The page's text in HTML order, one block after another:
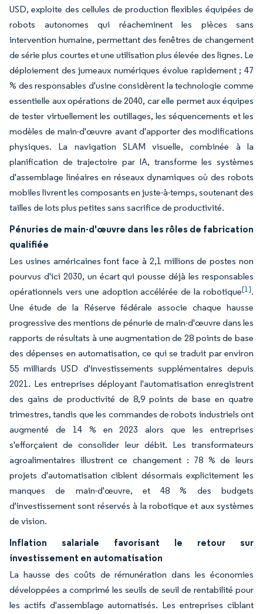
USD, exploite des cellules de production flexibles équipées de
robots autonomes qui réacheminent les pièces sans
intervention humaine, permettant des fenêtres de changement
de série plus courtes et une utilisation plus élevée des lignes. Le
déploiement des jumeaux numériques évolue rapidement ; 47
% des responsables d'usine considèrent la technologie comme
essentielle aux opérations de 2040, car elle permet aux équipes
de tester virtuellement les outillages, les séquencements et les
modèles de main-d'œuvre avant d'apporter des modifications
physiques. La navigation SLAM visuelle, combinée à la
planification de trajectoire par IA, transforme les systèmes
d'assemblage linéaires en réseaux dynamiques où des robots
mobiles livrent les composants en juste-à-temps, soutenant des
tailles de lots plus petites sans sacrifice de productivité.
Pénuries de main-d'œuvre dans les rôles de fabrication
qualifiée
Les usines américaines font face à 2,1 millions de postes non
pourvus d'ici 2030, un écart qui pousse déjà les responsables
opérationnels vers une adoption accélérée de la robotique[1].
Une étude de la Réserve fédérale associe chaque hausse
progressive des mentions de pénurie de main-d'œuvre dans les
rapports de résultats à une augmentation de 28 points de base
des dépenses en automatisation, ce qui se traduit par environ
55 milliards USD d'investissements supplémentaires depuis
2021. Les entreprises déployant l'automatisation enregistrent
des gains de productivité de 8,9 points de base en quatre
trimestres, tandis que les commandes de robots industriels ont
augmenté de 14 % en 2023 alors que les entreprises
s'efforçaient de consolider leur débit. Les transformateurs
agroalimentaires illustrent ce changement : 78 % de leurs
projets d'automatisation ciblent désormais explicitement les
manques de main-d'œuvre, et 48 % des budgets
d'investissement sont réservés à la robotique et aux systèmes
de vision.
Inflation salariale favorisant le retour sur
investissement en automatisation
La hausse des coûts de rémunération dans les économies
développées a comprimé les seuils de seuil de rentabilité pour
les actifs d'assemblage automatisés. Les entreprises ciblant